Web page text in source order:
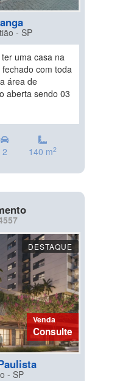
- SP
uma casa na
com toda
área de
aberta sendo 03
2 140 m2
DESTAQUE
Venda
Consulte
- SP